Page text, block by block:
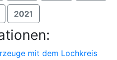
2021
mit dem Lochkreis